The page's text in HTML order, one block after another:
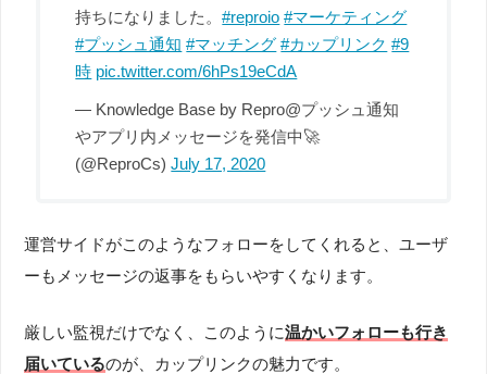
持ちになりました。#reproio #マーケティング
#プッシュ通知 #マッチング #カップリンク #9
時 pic.twitter.com/6hPs19eCdA
— Knowledge Base by Repro@プッシュ通知
やアプリ内メッセージを発信中🚀
(@ReproCs)July 17, 2020
運営サイドがこのようなフォローをしてくれると、ユーザ
ーもメッセージの返事をもらいやすくなります。
厳しい監視だけでなく、このように温かいフォローも行き
届いているのが、カップリンクの魅力です。